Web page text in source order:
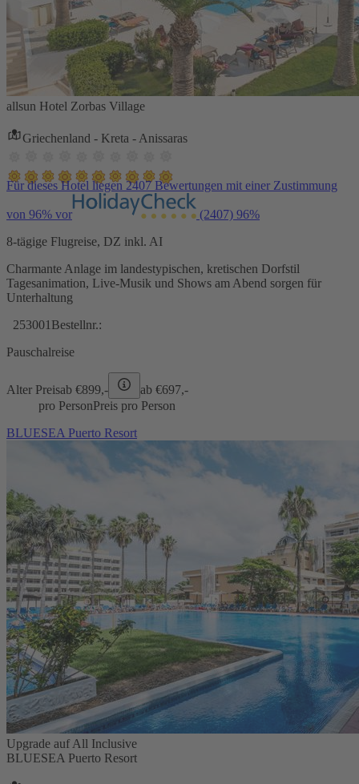
allsun Hotel Zorbas Village
Griechenland - Kreta - Anissaras
Für dieses Hotel liegen 2407 Bewertungen mit einer Zustimmung
von 96% vor (2407) 96%
8-tägige Flugreise, DZ inkl. AI
Charmante Anlage im landestypischen, kretischen Dorfstil
Tagesanimation, Live-Musik und Shows am Abend sorgen für
Unterhaltung
253001 Bestellnr.:
Pauschalreise
Alter Preisab €899,- ab €697,-
pro PersonPreis pro Person
BLUESEA Puerto Resort
Upgrade auf All Inclusive
BLUESEA Puerto Resort